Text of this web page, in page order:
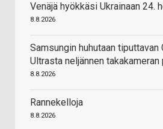
Venäjä hyökkäsi Ukrainaan 24.
8.8.2026
Samsungin huhutaan tiputtavan
Ultrasta neljännen takakameran
8.8.2026
Rannekelloja
8.8.2026